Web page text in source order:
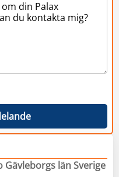
Gävleborgs län Sverige